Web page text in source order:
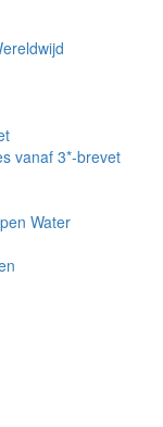
vanaf 3*-brevet
Water